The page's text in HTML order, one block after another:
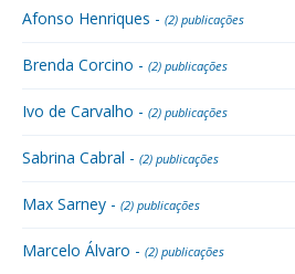
Afonso Henriques - (2) publicações
Brenda Corcino - (2) publicações
Ivo de Carvalho - (2) publicações
Sabrina Cabral - (2) publicações
Max Sarney - (2) publicações
Marcelo Álvaro - (2) publicações